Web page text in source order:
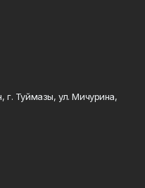
г. Туймазы, ул. Мичурина,